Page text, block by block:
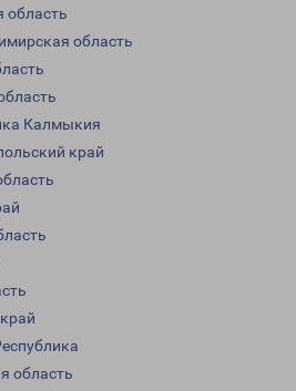
область
область
Калмыкия
край
область